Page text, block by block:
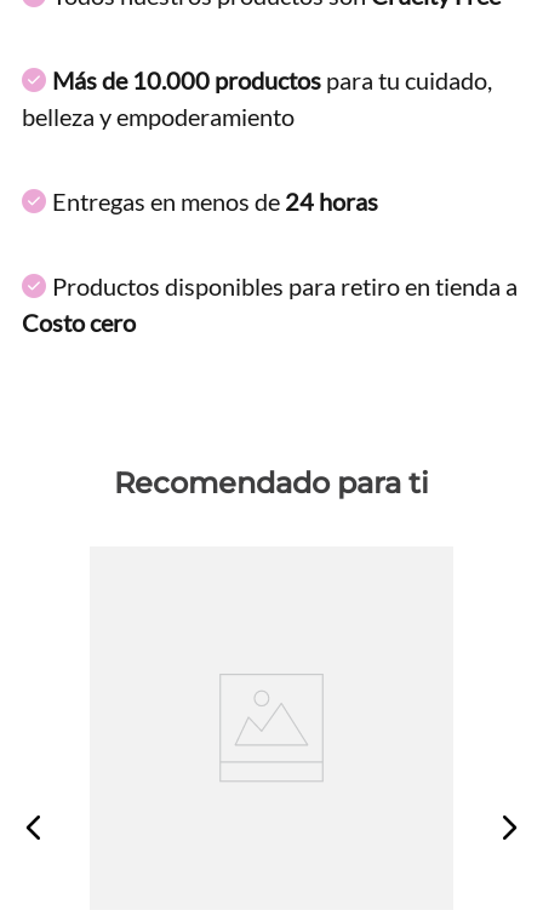
Más de 10.000 productos para tu cuidado,
belleza y empoderamiento
Entregas en menos de 24 horas
Productos disponibles para retiro en tienda a
Costo cero
Recomendado para ti